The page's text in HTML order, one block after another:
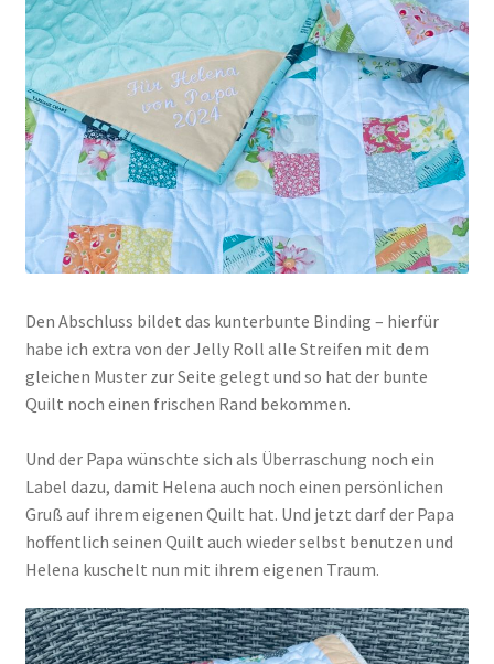
Den Abschluss bildet das kunterbunte Binding – hierfür
habe ich extra von der Jelly Roll alle Streifen mit dem
gleichen Muster zur Seite gelegt und so hat der bunte
Quilt noch einen frischen Rand bekommen.
Und der Papa wünschte sich als Überraschung noch ein
Label dazu, damit Helena auch noch einen persönlichen
Gruß auf ihrem eigenen Quilt hat. Und jetzt darf der Papa
hoffentlich seinen Quilt auch wieder selbst benutzen und
Helena kuschelt nun mit ihrem eigenen Traum.